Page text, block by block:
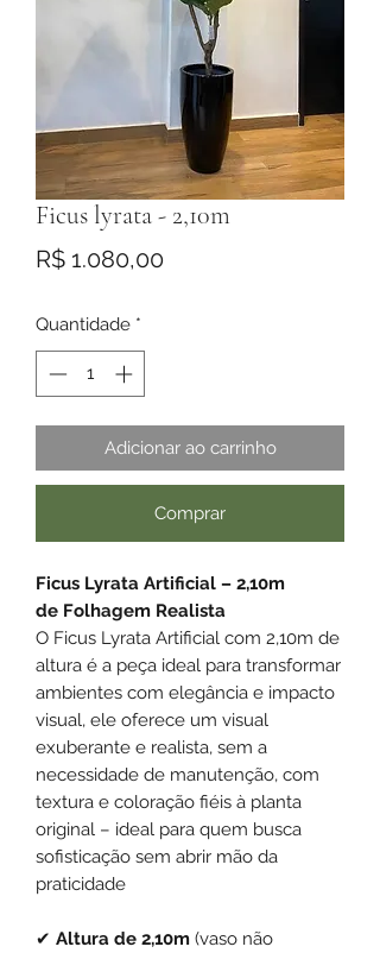
Ficus lyrata - 2,10m
R$ 1.080,00Preço
Quantidade *
Adicionar ao carrinho
Comprar
Ficus Lyrata Artificial – 2,10m
de Folhagem Realista
O Ficus Lyrata Artificial com 2,10m de
altura é a peça ideal para transformar
ambientes com elegância e impacto
visual, ele oferece um visual
exuberante e realista, sem a
necessidade de manutenção, com
textura e coloração fiéis à planta
original – ideal para quem busca
sofisticação sem abrir mão da
praticidade
✔ Altura de 2,10m (vaso não